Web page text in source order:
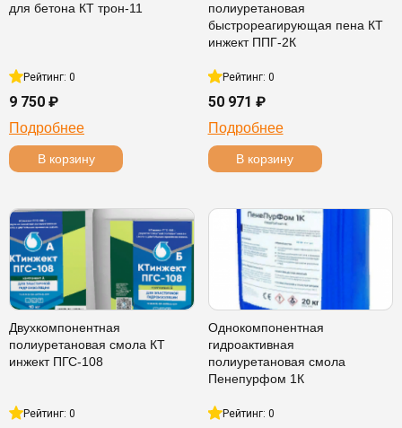
для бетона КТ трон-11
Рейтинг: 0
9 750 ₽
Подробнее
В корзину
полиуретановая
быстрореагирующая пена КТ
инжект ППГ-2К
Рейтинг: 0
50 971 ₽
Подробнее
В корзину
Двухкомпонентная
полиуретановая смола КТ
инжект ПГС-108
Рейтинг: 0
Однокомпонентная
гидроактивная
полиуретановая смола
Пенепурфом 1К
Рейтинг: 0